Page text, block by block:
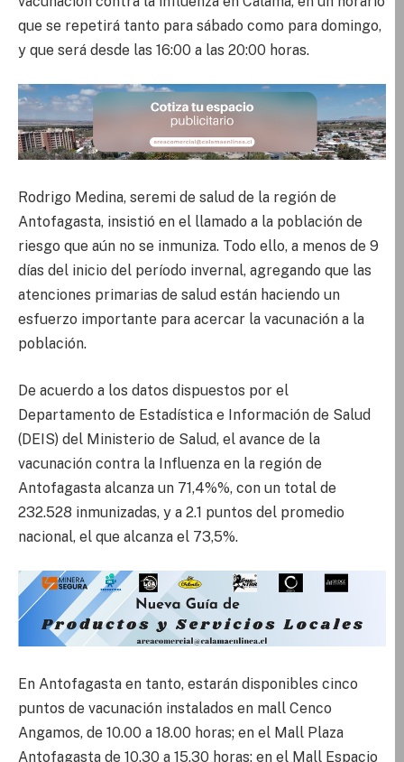
que se repetirá tanto para sábado como para domingo,
y que será desde las 16:00 a las 20:00 horas.
Rodrigo Medina, seremi de salud de la región de
Antofagasta, insistió en el llamado a la población de
riesgo que aún no se inmuniza. Todo ello, a menos de 9
días del inicio del período invernal, agregando que las
atenciones primarias de salud están haciendo un
esfuerzo importante para acercar la vacunación a la
población.
De acuerdo a los datos dispuestos por el
Departamento de Estadística e Información de Salud
(DEIS) del Ministerio de Salud, el avance de la
vacunación contra la Influenza en la región de
Antofagasta alcanza un 71,4%%, con un total de
232.528 inmunizadas, y a 2.1 puntos del promedio
nacional, el que alcanza el 73,5%.
En Antofagasta en tanto, estarán disponibles cinco
puntos de vacunación instalados en mall Cenco
Angamos, de 10.00 a 18.00 horas; en el Mall Plaza
Antofagasta de 10.30 a 15.30 horas; en el Mall Espacio